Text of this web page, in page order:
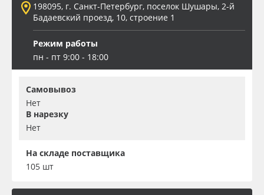
198095, г. Санкт-Петербург, поселок Шушары, 2-й
Бадаевский проезд, 10, строение 1
Режим работы
пн - пт 9:00 - 18:00
Самовывоз
Нет
В нарезку
Нет
На складе поставщика
105 шт